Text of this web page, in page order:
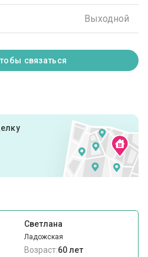
Выходной
связаться
Светлана
Ладожская
Возраст:60 лет